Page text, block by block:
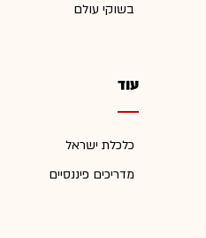
בשוקי עולם
עוד
כלכלת ישראל
מדריכים פיננסיים